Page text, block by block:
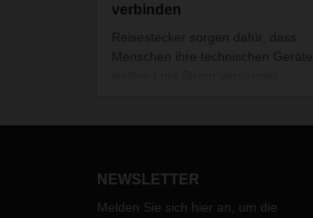
verbinden
Reisestecker sorgen dafür, dass
Menschen ihre technischen Geräte
Schweizer Hersteller WorldConnect
zu ordnen.
NEWSLETTER
Melden Sie sich hier an, um die